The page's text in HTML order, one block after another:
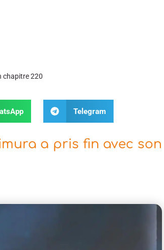
chapitre 220
Telegram
a pris fin avec son